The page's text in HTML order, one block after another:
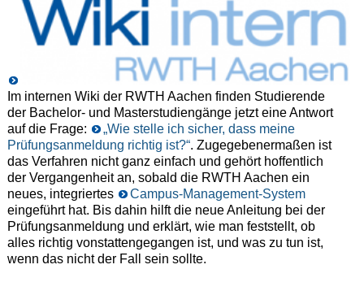
Im internen Wiki der RWTH Aachen finden Studierende
der Bachelor- und Masterstudiengänge jetzt eine Antwort
auf die Frage:
„Wie stelle ich sicher, dass meine
Prüfungsanmeldung richtig ist?“. Zugegebenermaßen ist
das Verfahren nicht ganz einfach und gehört hoffentlich
der Vergangenheit an, sobald die RWTH Aachen ein
neues, integriertes
Campus-Management-System
eingeführt hat. Bis dahin hilft die neue Anleitung bei der
Prüfungsanmeldung und erklärt, wie man feststellt, ob
alles richtig vonstattengegangen ist, und was zu tun ist,
wenn das nicht der Fall sein sollte.